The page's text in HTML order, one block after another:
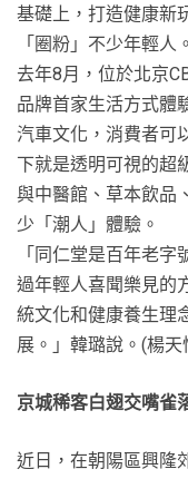
基礎上，打造健康新
「圈粉」不少年輕人。
去年8月，位於北京
品牌首家生活方式體
汽車文化，消費者可
下就是透明可視的超
與中醫館、草本飲品
少「潮人」體驗。
「同仁堂是百年老
過年輕人喜聞樂見的
統文化和健康養生理
展。」韓璐說。(楊
京城稀客白翅交嘴雀
近日，在朝陽區興隆